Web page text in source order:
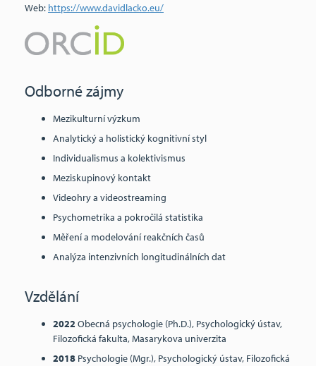
Web: https://www.davidlacko.eu/
Odborné zájmy
Mezikulturní výzkum
Analytický a holistický kognitivní styl
Individualismus a kolektivismus
Meziskupinový kontakt
Videohry a videostreaming
Psychometrika a pokročilá statistika
Měření a modelování reakčních časů
Analýza intenzivních longitudinálních dat
Vzdělání
2022 Obecná psychologie (Ph.D.), Psychologický ústav,
Filozofická fakulta, Masarykova univerzita
2018 Psychologie (Mgr.), Psychologický ústav, Filozofická